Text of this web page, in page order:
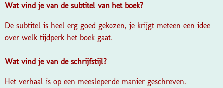
Wat vind je van de subtitel van het boek?
De subtitel is heel erg goed gekozen, je krijgt meteen een idee
over welk tijdperk het boek gaat.
Wat vind je van de schrijfstijl?
Het verhaal is op een meeslepende manier geschreven.